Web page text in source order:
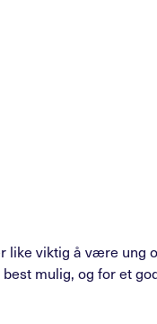
like viktig å være ung
mulig, og for et